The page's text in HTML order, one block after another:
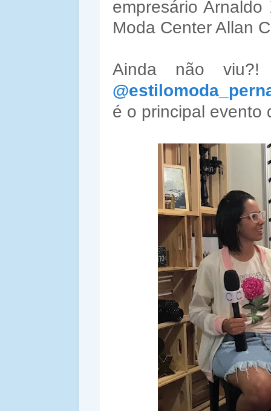
empresário
Moda Center Allan
Ainda não
é o principal evento